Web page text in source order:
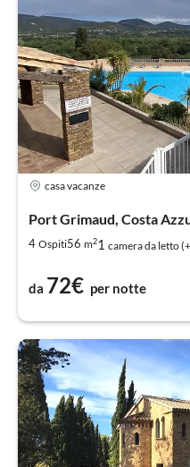
casa vacanze
Port Grimaud, Costa
4 Ospiti56 m21 camera da letto
da 72€ per notte